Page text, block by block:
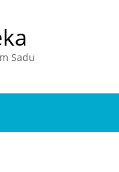
Sadu